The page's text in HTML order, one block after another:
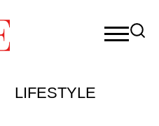
LIFESTYLE